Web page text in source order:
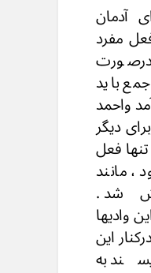
آدمان
مفرد
باید
واحمد
دیگر
تنها فعل
، مانند
شد .
وادیها
این
به